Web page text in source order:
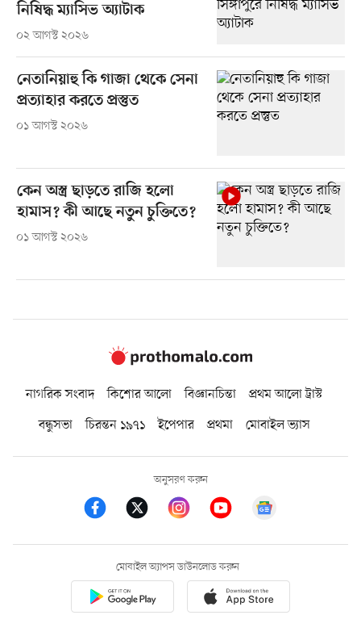
নিষিদ্ধ ম্যাসিভ অ্যাটাক
০২ আগস্ট ২০২৬
নেতানিয়াহু কি গাজা থেকে সেনা
প্রত্যাহার করতে প্রস্তুত
০১ আগস্ট ২০২৬
কেন অস্ত্র ছাড়তে রাজি হলো
হামাস? কী আছে নতুন চুক্তিতে?
০১ আগস্ট ২০২৬
নাগরিক সংবাদ কিশোর আলো বিজ্ঞানচিন্তা
প্রথম আলো ট্রাস্ট
বন্ধুসভা
চিরন্তন ১৯৭১ ইপেপার প্রথমা মোবাইল ভ্যাস
অনুসরণ করুন
মোবাইল অ্যাপস ডাউনলোড করুন